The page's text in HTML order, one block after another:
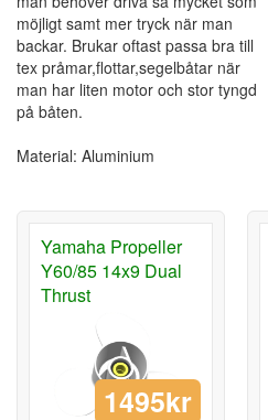
möjligt samt mer tryck när man
backar. Brukar oftast passa bra till
tex pråmar,flottar,segelbåtar när
man har liten motor och stor tyngd
på båten.
Material: Aluminium
Yamaha Propeller
Y60/85 14x9 Dual
Thrust
1495kr